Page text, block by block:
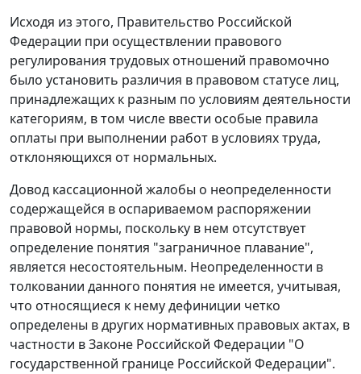
Исходя из этого, Правительство Российской
Федерации при осуществлении правового
регулирования трудовых отношений правомочно
было установить различия в правовом статусе лиц,
принадлежащих к разным по условиям деятельности
категориям, в том числе ввести особые правила
оплаты при выполнении работ в условиях труда,
отклоняющихся от нормальных.
Довод кассационной жалобы о неопределенности
содержащейся в оспариваемом распоряжении
правовой нормы, поскольку в нем отсутствует
определение понятия "заграничное плавание",
является несостоятельным. Неопределенности в
толковании данного понятия не имеется, учитывая,
что относящиеся к нему дефиниции четко
определены в других нормативных правовых актах, в
частности вЗаконе Российской Федерации "О
государственной границе Российской Федерации".